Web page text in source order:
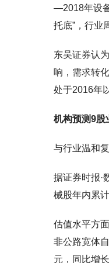
—2018年设
托底”，行业
东吴证券认
响，需求转
处于2016年
机构预测9股
与行业温和
据证券时报·
械股年内累
估值水平方
非公路宽体
元，同比增长